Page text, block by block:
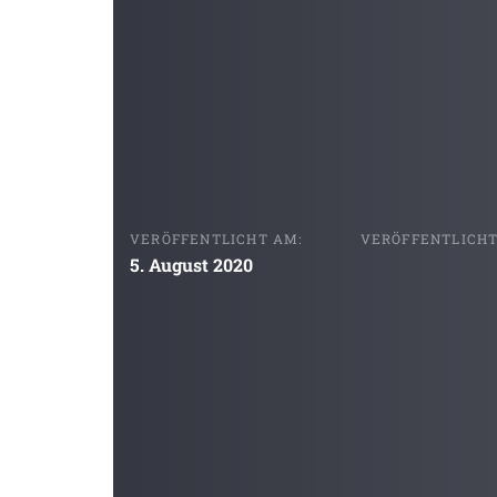
VERÖFFENTLICHT AM:
5. August 2020